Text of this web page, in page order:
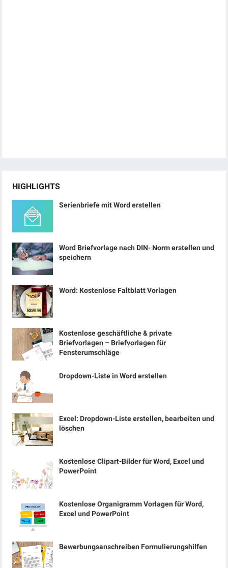
HIGHLIGHTS
Serienbriefe mit Word erstellen
Word Briefvorlage nach DIN- Norm erstellen und
speichern
Word: Kostenlose Faltblatt Vorlagen
Kostenlose geschäftliche & private
Briefvorlagen – Briefvorlagen für
Fensterumschläge
Dropdown-Liste in Word erstellen
Excel: Dropdown-Liste erstellen, bearbeiten und
löschen
Kostenlose Clipart-Bilder für Word, Excel und
PowerPoint
Kostenlose Organigramm Vorlagen für Word,
Excel und PowerPoint
Bewerbungsanschreiben Formulierungshilfen